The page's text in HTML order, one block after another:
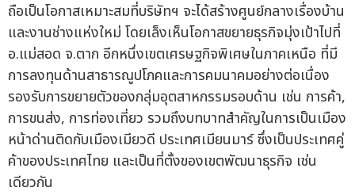
ถือเป็นโอกาสเหมาะสมที่บริษัทฯ จะได้สร้างศูนย์กลางเรื่องบ้าน
และงานช่างแห่งใหม่ โดยเล็งเห็นโอกาสขยายธุรกิจมุ่งเป้าไปที่
อ.แม่สอด จ.ตาก อีกหนึ่งเขตเศรษฐกิจพิเศษในภาคเหนือ ที่มี
การลงทุนด้านสาธารณูปโภคและการคมนาคมอย่างต่อเนื่อง
รองรับการขยายตัวของกลุ่มอุตสาหกรรมรอบด้าน เช่น การค้า,
การขนส่ง, การท่องเที่ยว รวมถึงบทบาทสำคัญในการเป็นเมือง
หน้าด่านติดกับเมืองเมียวดี ประเทศเมียนมาร์ ซึ่งเป็นประเทศคู่
ค้าของประเทศไทย และเป็นที่ตั้งของเขตพัฒนาธุรกิจ เช่น
เดียวกัน